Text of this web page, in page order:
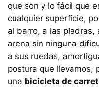
que son y lo fácil que
cualquier superficie,
al barro, a las piedras,
arena sin ninguna
a sus ruedas,
postura que llevamos,
una bicicleta de